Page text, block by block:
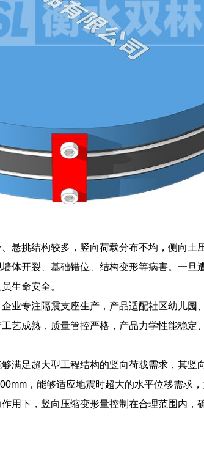
悬挑结构较多，竖向荷载分布不均，侧向土
体开裂、基础错位、结构变形等病害。一旦
生命安全。
业专注隔震支座生产，产品适配社区幼儿园
艺成熟，质量管控严格，产品力学性能稳定
满足超大型工程结构的竖向荷载需求，其竖
，能够适应地震时超大的水平位移需求
用下，竖向压缩变形量控制在合理范围内，